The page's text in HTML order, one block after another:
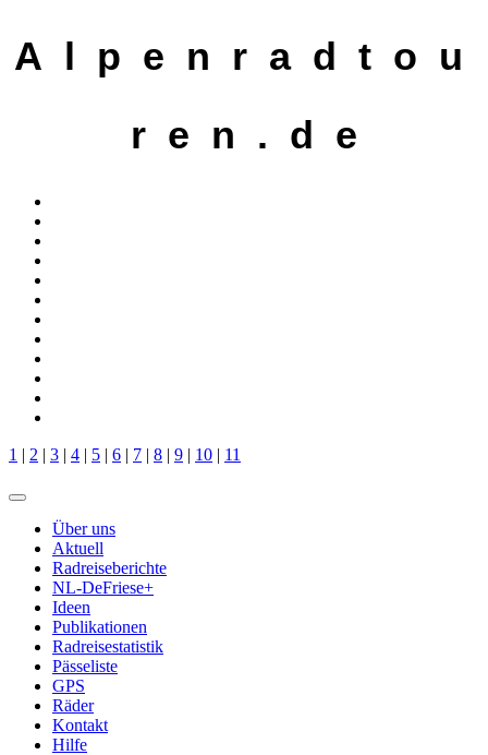
A l p e n r a d t o u
r e n . d e
1 | 2 | 3 | 4 | 5 | 6 | 7 | 8 | 9 | 10 | 11
Über uns
Aktuell
Radreiseberichte
NL-DeFriese+
Ideen
Publikationen
Radreisestatistik
Pässeliste
GPS
Räder
Kontakt
Hilfe